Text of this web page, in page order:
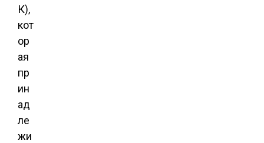
К),
кот
ор
ая
пр
ин
ад
ле
жи